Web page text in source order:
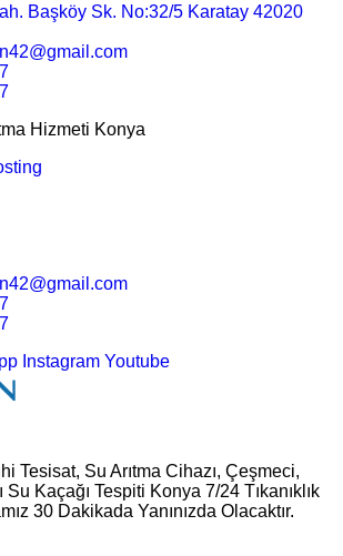
Başköy Sk. No:32/5 Karatay 42020
Hizmeti Konya
Instagram Youtube
Tesisat, Su Arıtma Cihazı, Çeşmeci,
Su Kaçağı Tespiti Konya 7/24 Tıkanıklık
30 Dakikada Yanınızda Olacaktır.